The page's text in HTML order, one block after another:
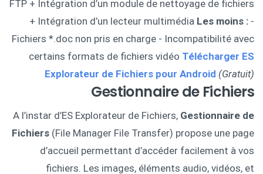
FTP + Intégration d’un module de nettoyage de fichiers
+ Intégration d’un lecteur multimédia Les moins : -
Fichiers *.doc non pris en charge - Incompatibilité avec
certains formats de fichiers vidéo Télécharger ES
Explorateur de Fichiers pour Android (Gratuit)
Gestionnaire de Fichiers
A l’instar d’ES Explorateur de Fichiers, Gestionnaire de
Fichiers (File Manager File Transfer) propose une page
d’accueil permettant d’accéder facilement à vos
fichiers. Les images, éléments audio, vidéos, et